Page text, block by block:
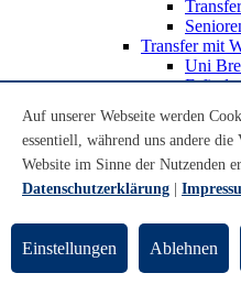
Transfer mit
Uni
Transfer mit
Auf unserer Webseite werden
essentiell, während uns andere
Website im Sinne der Nutzenden
Datenschutzerklärung
Einstellungen Ablehnen